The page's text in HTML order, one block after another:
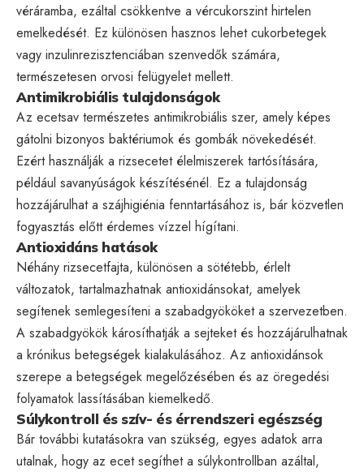
véráramba, ezáltal csökkentve a vércukorszint hirtelen
emelkedését. Ez különösen hasznos lehet cukorbetegek
vagy inzulinrezisztenciában szenvedők számára,
természetesen orvosi felügyelet mellett.
Antimikrobiális tulajdonságok
Az ecetsav természetes antimikrobiális szer, amely képes
gátolni bizonyos baktériumok és gombák növekedését.
Ezért használják a rizsecetet élelmiszerek tartósítására,
például savanyúságok készítésénél. Ez a tulajdonság
hozzájárulhat a szájhigiénia fenntartásához is, bár közvetlen
fogyasztás előtt érdemes vízzel hígítani.
Antioxidáns hatások
Néhány rizsecetfajta, különösen a sötétebb, érlelt
változatok, tartalmazhatnak antioxidánsokat, amelyek
segítenek semlegesíteni a szabadgyököket a szervezetben.
A szabadgyökök károsíthatják a sejteket és hozzájárulhatnak
a krónikus betegségek kialakulásához. Az antioxidánsok
szerepe a betegségek megelőzésében és az öregedési
folyamatok lassításában kiemelkedő.
Súlykontroll és szív- és érrendszeri egészség
Bár további kutatásokra van szükség, egyes adatok arra
utalnak, hogy az ecet segíthet a súlykontrollban azáltal,